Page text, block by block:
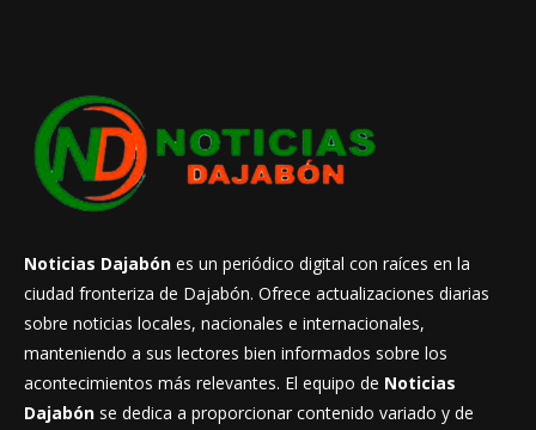
Noticias Dajabón es un periódico digital con raíces en la
ciudad fronteriza de Dajabón. Ofrece actualizaciones diarias
sobre noticias locales, nacionales e internacionales,
manteniendo a sus lectores bien informados sobre los
acontecimientos más relevantes. El equipo de Noticias
Dajabón se dedica a proporcionar contenido variado y de